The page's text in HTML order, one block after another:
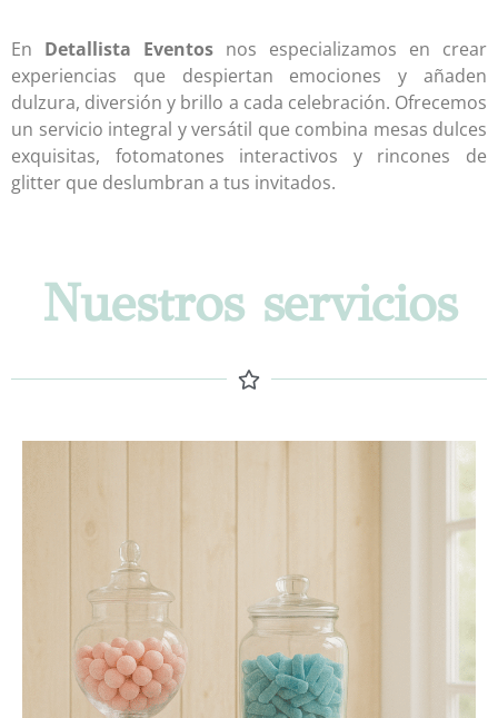
En Detallista Eventos nos especializamos en crear
experiencias que despiertan emociones y añaden
dulzura, diversión y brillo a cada celebración. Ofrecemos
un servicio integral y versátil que combina mesas dulces
exquisitas, fotomatones interactivos y rincones de
glitter que deslumbran a tus invitados.
Nuestros servicios